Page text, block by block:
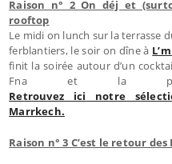
Raison n° 2 On déj et
rooftop
Le midi on lunch sur la terrasse
ferblantiers, le soir on dîne à
finit la soirée autour d’un
Fna et la
Retrouvez ici notre
Marrkech.
Raison n° 3 C’est le retour